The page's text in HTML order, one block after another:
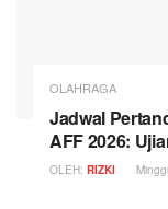
OLAHRAGA
Jadwal
AFF 2026:
OLEH: RIZKI